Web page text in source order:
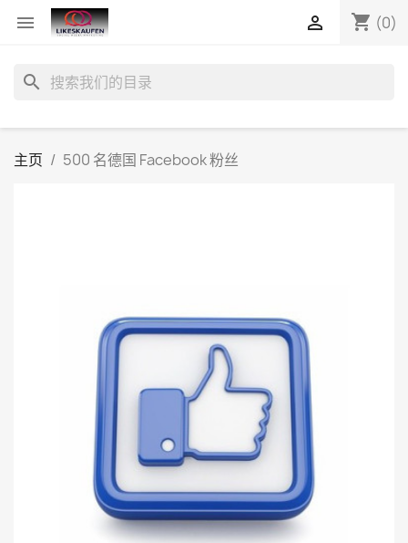
 shopping_cart (0)

search
主页 500 名德国 Facebook 粉丝